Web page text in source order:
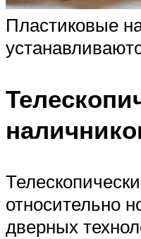
Пластиковые
относительно
дверных